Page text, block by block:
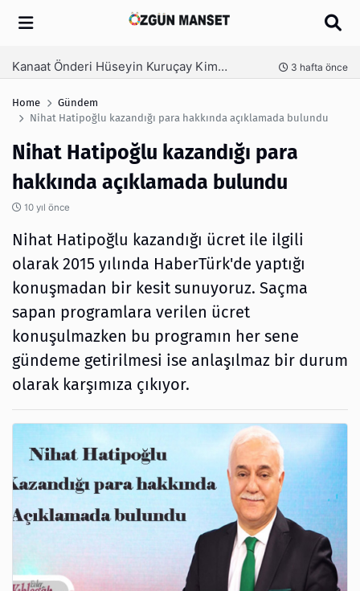
Arama
Kanaat Önderi Hüseyin Kuruçay Kimdir? 3 hafta önce
Home
Gündem
Nihat Hatipoğlu kazandığı para hakkında açıklamada bulundu
Nihat Hatipoğlu kazandığı para
hakkında açıklamada bulundu
10 yıl önce
Nihat Hatipoğlu kazandığı ücret ile ilgili
olarak 2015 yılında HaberTürk'de yaptığı
konuşmadan bir kesit sunuyoruz. Saçma
sapan programlara verilen ücret
konuşulmazken bu programın her sene
gündeme getirilmesi ise anlaşılmaz bir durum
olarak karşımıza çıkıyor.